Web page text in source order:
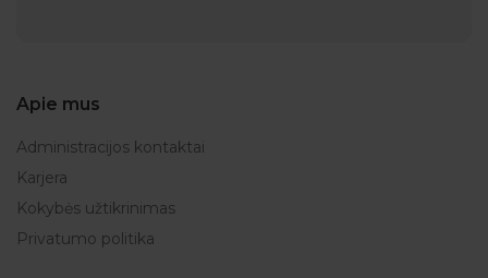
Apie mus
Administracijos kontaktai
Karjera
Kokybės užtikrinimas
Privatumo politika